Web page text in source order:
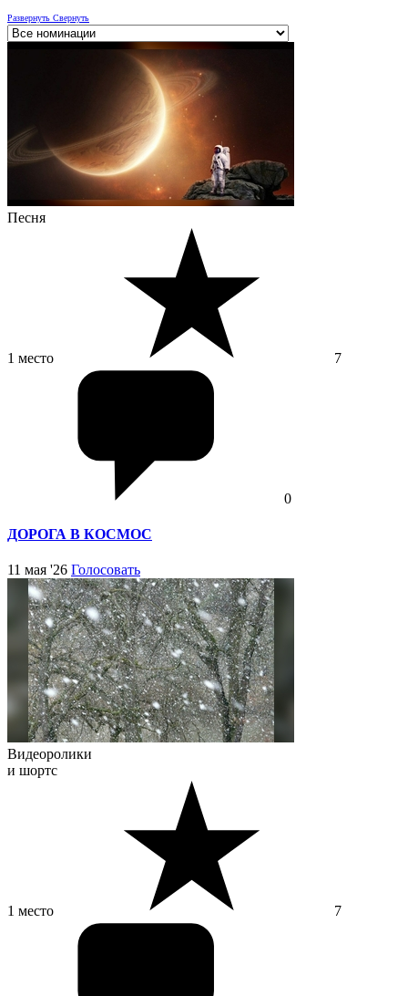
Развернуть Свернуть
Песня
1 место 7
0
ДОРОГА В КОСМОС
11 мая '26 Голосовать
Видеоролики
и шортс
1 место 7